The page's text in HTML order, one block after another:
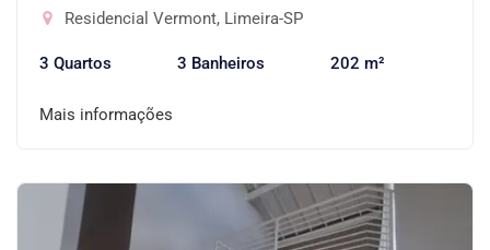
Residencial Vermont, Limeira-SP
3 Quartos 3 Banheiros 202 m²
Mais informações